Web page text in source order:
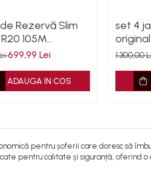
Rezervă Slim
105M
pentru Audi
699,99 Lei
ADAUGA IN COS
set 4
ET39
1.300,00
pentru șoferii care doresc să
pentru calitate și siguranță, oferind